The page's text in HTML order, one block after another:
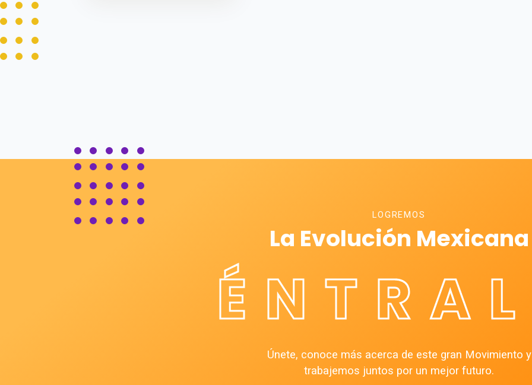
LOGREMOS
La Evolución Mexicana
Únete, conoce más acerca de este gran Movimiento y
trabajemos juntos por un mejor futuro.